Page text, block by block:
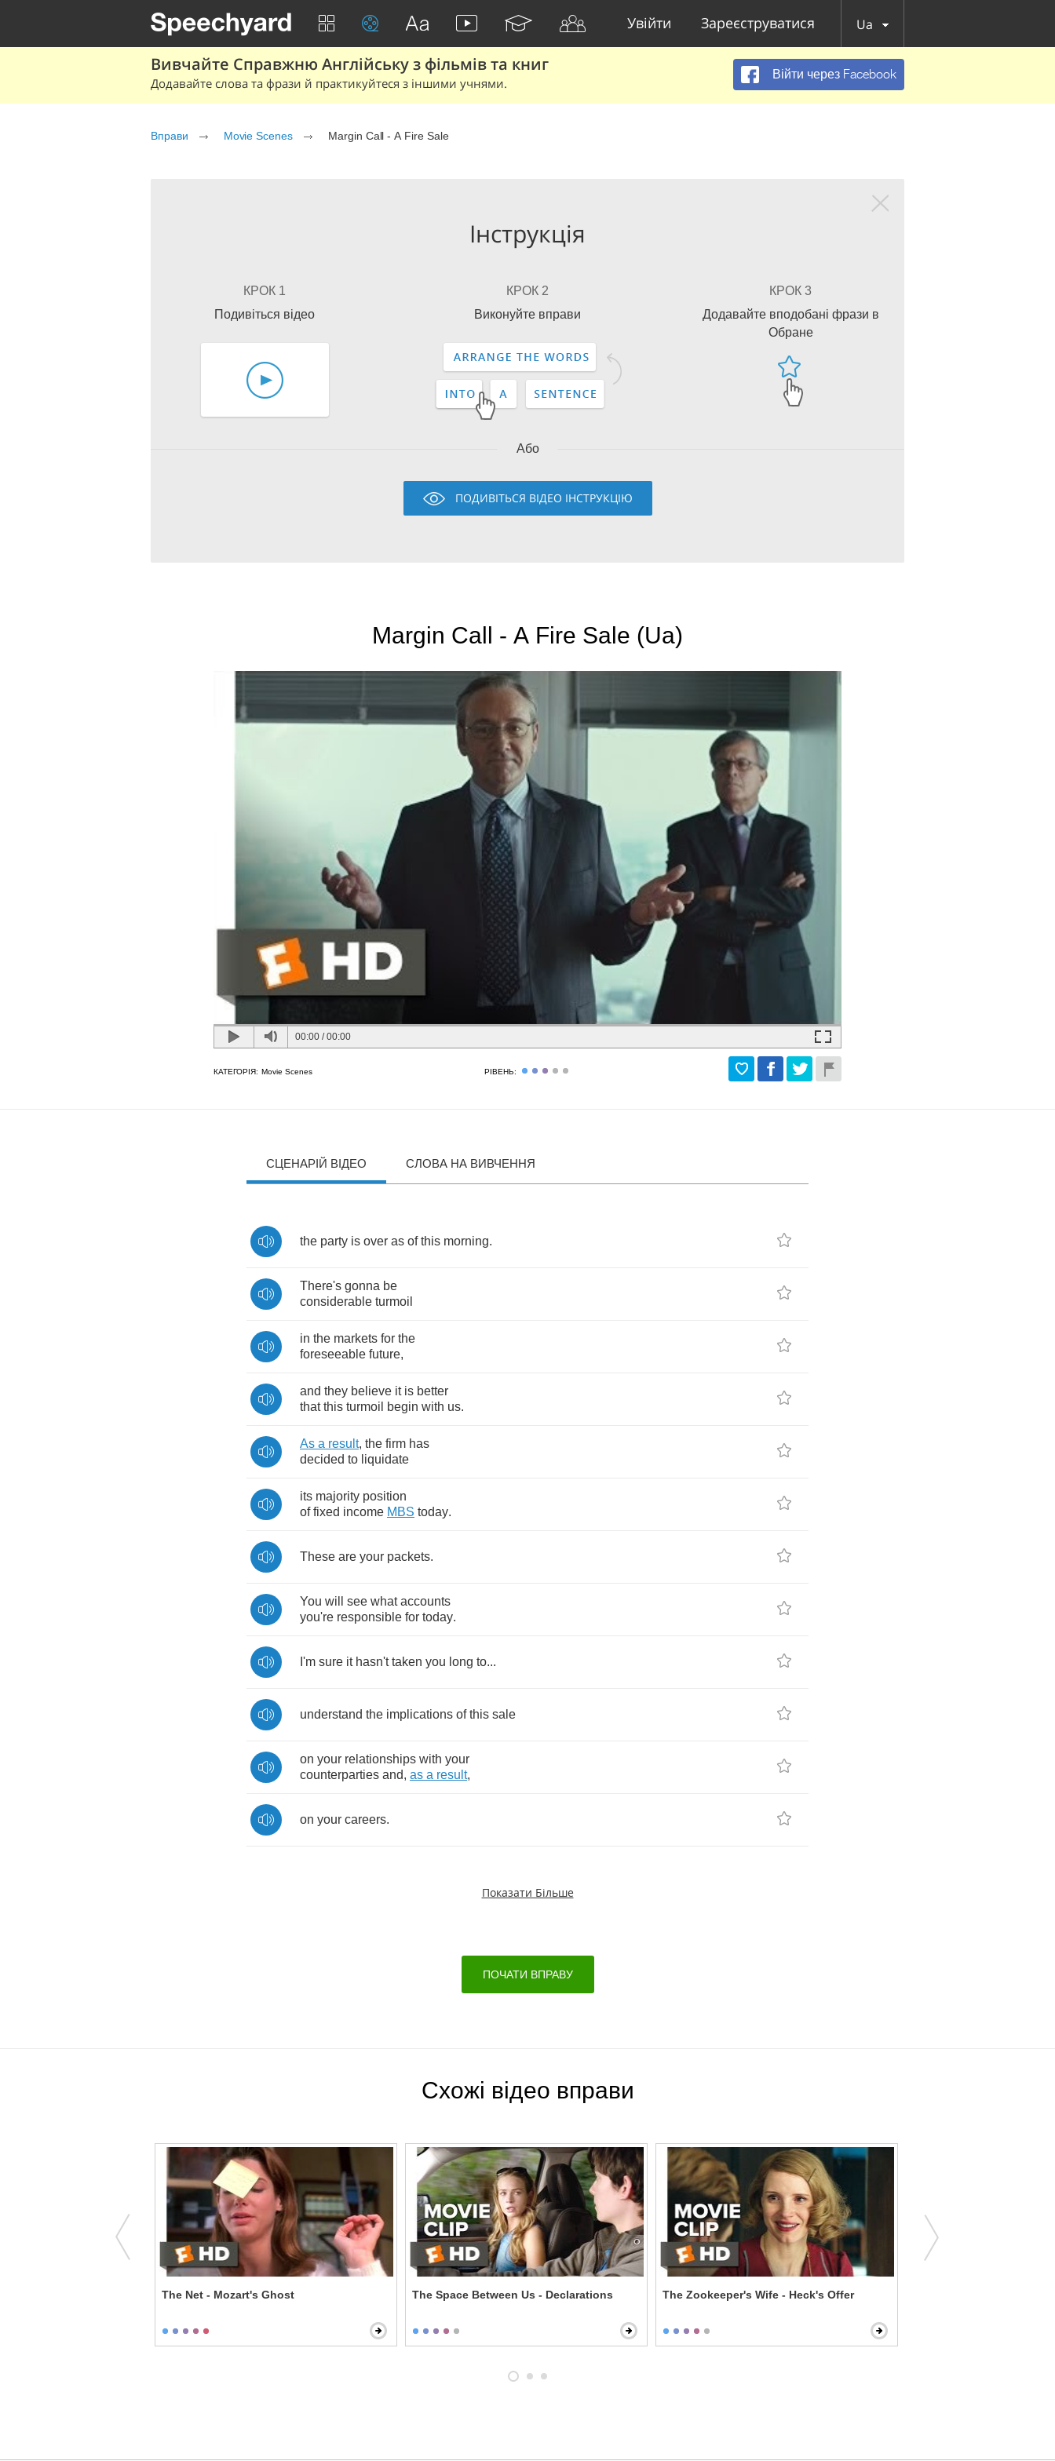
Увійти Зареєструватися Ua
Вивчайте Справжню Англійську з фільмів та книг
Додавайте слова та фрази й практикуйтеся з іншими учнями.
Війти через Facebook
Вправи Movie Scenes Margin Call - A Fire Sale
Інструкція
КРОК 1
Подивіться відео
КРОК 2
Виконуйте вправи
КРОК 3
Додавайте вподобані фрази в
Обране
Або
ПОДИВІТЬСЯ ВІДЕО ІНСТРУКЦІЮ
Margin Call - A Fire Sale (Ua)
00:00 /00:00
КАТЕГОРІЯ: Movie Scenes РІВЕНЬ:
СЦЕНАРІЙ ВІДЕО СЛОВА НА ВИВЧЕННЯ
the party is over as of this morning.
There's gonna be
considerable turmoil
in the markets for the
foreseeable future,
and they believe it is better
that this turmoil begin with us.
As a result, the firm has
decided to liquidate
its majority position
of fixed income MBS today.
These are your packets.
You will see what accounts
you're responsible for today.
I'm sure it hasn't taken you long to...
understand the implications of this sale
on your relationships with your
counterparties and, as a result,
on your careers.
Показати Більше
ПОЧАТИ ВПРАВУ
Схожі відео вправи
The Net - Mozart's Ghost The Space Between Us - Declarations The Zookeeper's Wife - Heck's Offer